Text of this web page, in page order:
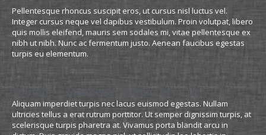
Pellentesque rhoncus suscipit eros, ut cursus nisl luctus vel.
Integer cursus neque vel dapibus vestibulum. Proin volutpat, libero
quis mollis eleifend, mauris sem sodales mi, vitae pellentesque ex
nibh ut nibh. Nunc ac fermentum justo. Aenean faucibus egestas
turpis eu elementum.
Aliquam imperdiet turpis nec lacus euismod egestas. Nullam
ultricies tellus a erat rutrum porttitor. Ut semper dignissim turpis, at
scelerisque turpis pharetra at. Vivamus porta blandit arcu in